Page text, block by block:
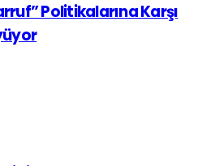
Politikalarına Karşı